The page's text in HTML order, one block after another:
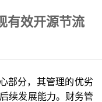
有效开源节流
部分，其管理的优劣
续发展能力。财务管